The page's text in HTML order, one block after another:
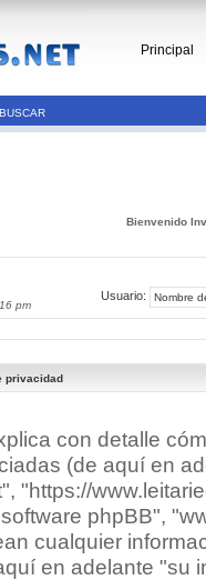
Principal
BUSCAR
Bienvenido
pm
Usuario:
privacidad
con detalle
(de aquí en
"https://
phpBB",
cualquier
en adelante "su